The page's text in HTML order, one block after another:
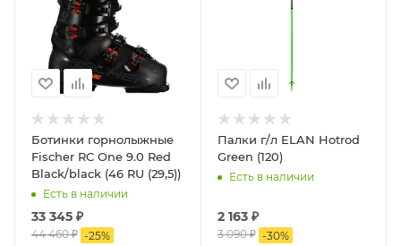
Ботинки горнолыжные
Fischer RC One 9.0 Red
Black/black (46 RU (29,5))
Есть в наличии
33 345 ₽
44 460 ₽ -25%
Палки г/л ELAN Hotrod
Green (120)
Есть в наличии
2 163 ₽
3 090 ₽ -30%